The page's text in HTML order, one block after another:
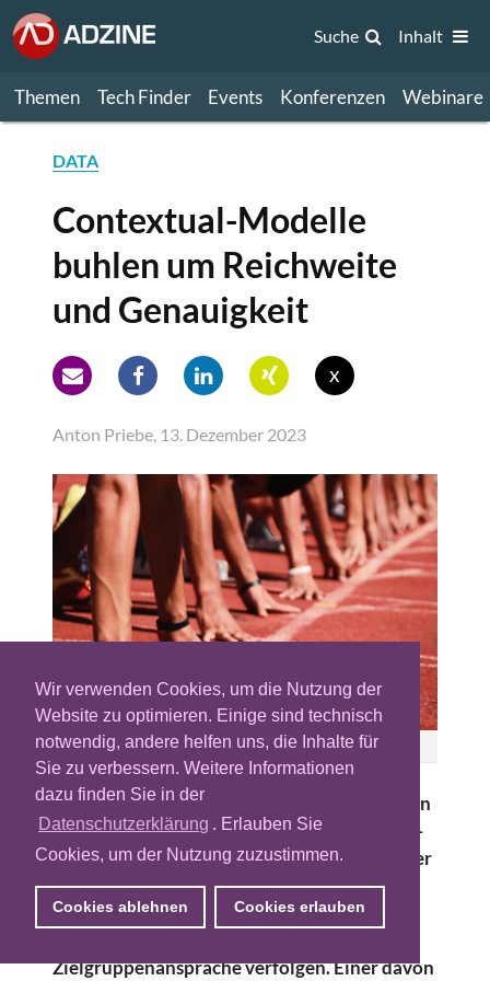
Wir verwenden Cookies, um die Nutzung der
Website zu optimieren. Einige sind technisch
notwendig, andere helfen uns, die Inhalte für
Sie zu verbessern. Weitere Informationen
dazu finden Sie in der
Datenschutzerklärung . Erlauben Sie
Cookies, um der Nutzung zuzustimmen.
Cookies ablehnen Cookies erlauben
Themen Tech Finder Events Konferenzen Webinare
Suche Inhalt
DATA
Contextual-Modelle
buhlen um Reichweite
und Genauigkeit
x
Anton Priebe, 13. Dezember 2023
Bild: Mansong – Adobe Stock
Mit dem Abschied vom Third-Party-Cookie in
greifbarer Nähe sind kontextuelle Targeting-
Verfahren stärker in den Fokus der Advertiser
gerückt. Mittlerweile tummeln sich diverse
Technologieanbieter auf dem Markt, die
Zielgruppenansprache verfolgen. Einer davon